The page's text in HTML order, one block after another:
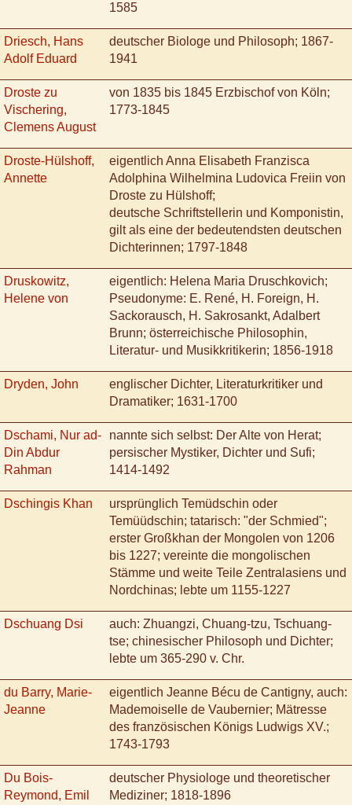
1585
Driesch, Hans
Adolf Eduard
deutscher Biologe und Philosoph; 1867-
1941
Droste zu
Vischering,
Clemens August
von 1835 bis 1845 Erzbischof von Köln;
1773-1845
Droste-Hülshoff,
Annette
eigentlich Anna Elisabeth Franzisca
Adolphina Wilhelmina Ludovica Freiin von
Droste zu Hülshoff;
deutsche Schriftstellerin und Komponistin,
gilt als eine der bedeutendsten deutschen
Dichterinnen; 1797-1848
Druskowitz,
Helene von
eigentlich: Helena Maria Druschkovich;
Pseudonyme: E. René, H. Foreign, H.
Sackorausch, H. Sakrosankt, Adalbert
Brunn; österreichische Philosophin,
Literatur- und Musikkritikerin; 1856-1918
Dryden, John
englischer Dichter, Literaturkritiker und
Dramatiker; 1631-1700
Dschami, Nur ad-
Din Abdur
Rahman
nannte sich selbst: Der Alte von Herat;
persischer Mystiker, Dichter und Sufi;
1414-1492
Dschingis Khan
ursprünglich Temüdschin oder
Temüüdschin; tatarisch: "der Schmied";
erster Großkhan der Mongolen von 1206
bis 1227; vereinte die mongolischen
Stämme und weite Teile Zentralasiens und
Nordchinas; lebte um 1155-1227
Dschuang Dsi
auch: Zhuangzi, Chuang-tzu, Tschuang-
tse; chinesischer Philosoph und Dichter;
lebte um 365-290 v. Chr.
du Barry, Marie-
Jeanne
eigentlich Jeanne Bécu de Cantigny, auch:
Mademoiselle de Vaubernier; Mätresse
des französischen Königs Ludwigs XV.;
1743-1793
Du Bois-
Reymond, Emil
deutscher Physiologe und theoretischer
Mediziner; 1818-1896